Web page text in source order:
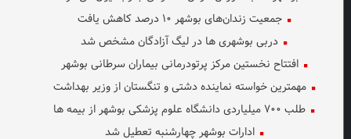
جمعیت زندان‌های بوشهر ۱۰ درصد کاهش یافت
دربی بوشهری ها در لیگ آزادگان مشخص شد
افتتاح نخستین مرکز پرتودرمانی بیماران سرطانی بوشهر
مهمترین خواسته نماینده دشتی و تنگستان از وزیر بهداشت
طلب ۷۰۰ میلیاردی دانشگاه علوم پزشکی بوشهر از بیمه ها
ادارات بوشهر چهارشنبه تعطیل شد